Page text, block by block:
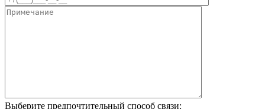
Выберите предпочтительный способ связи: